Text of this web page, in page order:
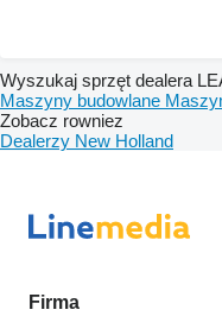
Wyszukaj sprzęt dealera
Maszyny budowlane
Zobacz rowniez
Dealerzy New Holland
Firma